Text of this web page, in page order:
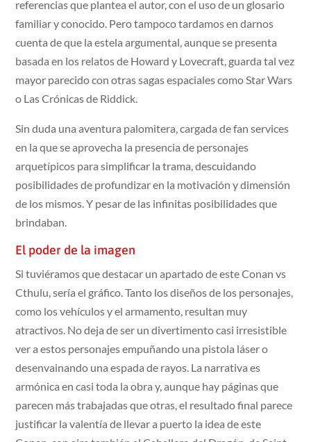
referencias que plantea el autor, con el uso de un glosario
familiar y conocido. Pero tampoco tardamos en darnos
cuenta de que la estela argumental, aunque se presenta
basada en los relatos de Howard y Lovecraft, guarda tal vez
mayor parecido con otras sagas espaciales como Star Wars
o Las Crónicas de Riddick.
Sin duda una aventura palomitera, cargada de fan services
en la que se aprovecha la presencia de personajes
arquetípicos para simplificar la trama, descuidando
posibilidades de profundizar en la motivación y dimensión
de los mismos. Y pesar de las infinitas posibilidades que
brindaban.
El poder de la imagen
Si tuviéramos que destacar un apartado de este Conan vs
Cthulu, sería el gráfico. Tanto los diseños de los personajes,
como los vehículos y el armamento, resultan muy
atractivos. No deja de ser un divertimento casi irresistible
ver a estos personajes empuñando una pistola láser o
desenvainando una espada de rayos. La narrativa es
armónica en casi toda la obra y, aunque hay páginas que
parecen más trabajadas que otras, el resultado final parece
justificar la valentía de llevar a puerto la idea de este